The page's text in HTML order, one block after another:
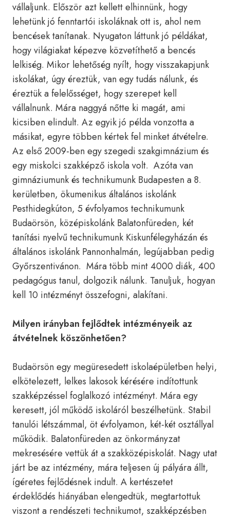
vállaljunk. Először azt kellett elhinnünk, hogy
lehetünk jó fenntartói iskoláknak ott is, ahol nem
bencések tanítanak. Nyugaton láttunk jó példákat,
hogy világiakat képezve közvetíthető a bencés
lelkiség. Mikor lehetőség nyílt, hogy visszakapjunk
iskolákat, úgy éreztük, van egy tudás nálunk, és
éreztük a felelősséget, hogy szerepet kell
vállalnunk. Mára naggyá nőtte ki magát, ami
kicsiben elindult. Az egyik jó példa vonzotta a
másikat, egyre többen kértek fel minket átvételre.
Az első 2009-ben egy szegedi szakgimnázium és
egy miskolci szakképző iskola volt. Azóta van
gimnáziumunk és technikumunk Budapesten a 8.
kerületben, ökumenikus általános iskolánk
Pesthidegkúton, 5 évfolyamos technikumunk
Budaörsön, középiskolánk Balatonfüreden, két
tanítási nyelvű technikumunk Kiskunfélegyházán és
általános iskolánk Pannonhalmán, legújabban pedig
Győrszentivánon. Mára több mint 4000 diák, 400
pedagógus tanul, dolgozik nálunk. Tanuljuk, hogyan
kell 10 intézményt összefogni, alakítani.
Milyen irányban fejlődtek intézményeik az
átvételnek köszönhetően?
Budaörsön egy megüresedett iskolaépületben helyi,
elkötelezett, lelkes lakosok kérésére indítottunk
szakképzéssel foglalkozó intézményt. Mára egy
keresett, jól működő iskoláról beszélhetünk. Stabil
tanulói létszámmal, öt évfolyamon, két-két osztállyal
működik. Balatonfüreden az önkormányzat
mekresésére vettük át a szakközépiskolát. Nagy utat
járt be az intézmény, mára teljesen új pályára állt,
ígéretes fejlődésnek indult. A kertészetet
érdeklődés hiányában elengedtük, megtartottuk
viszont a rendészeti technikumot, szakképzésben